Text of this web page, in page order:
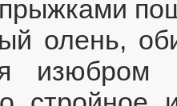
олень,
изюбром